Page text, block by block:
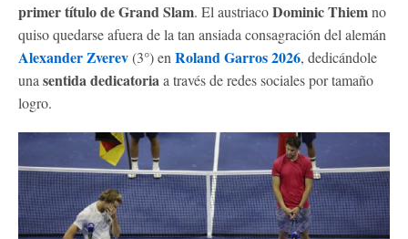
primer título de Grand Slam. El austriacoDominic Thiemno
quiso quedarse afuera de la tan ansiada consagración del alemán
Alexander Zverev(3°) en Roland Garros 2026, dedicándole
una sentida dedicatoriaa través de redes sociales por tamaño
logro.